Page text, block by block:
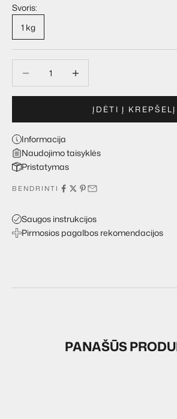
Svoris:
1 kg
ĮDĖTI Į KREPŠELĮ
Informacija
Naudojimo taisyklės
Pristatymas
BENDRINTI
Saugos instrukcijos
Pirmosios pagalbos rekomendacijos
PANAŠŪS